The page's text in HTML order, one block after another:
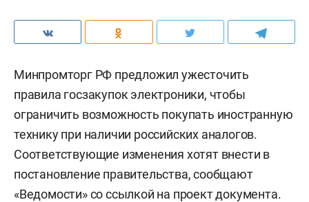
Минпромторг РФ предложил ужесточить
правила госзакупок электроники, чтобы
ограничить возможность покупать иностранную
технику при наличии российских аналогов.
Соответствующие изменения хотят внести в
постановление правительства, сообщают
«Ведомости» со ссылкой на проект документа.